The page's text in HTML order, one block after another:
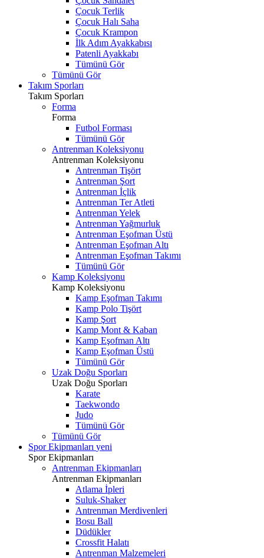
Çocuk Terlik
Çocuk Halı Saha
Çocuk Krampon
İlk Adım Ayakkabısı
Patenli Ayakkabı
Tümünü Gör
Tümünü Gör
Takım Sporları
Takım Sporları
Forma
Forma
Futbol Forması
Tümünü Gör
Antrenman Koleksiyonu
Antrenman Koleksiyonu
Antrenman Tişört
Antrenman Şort
Antrenman İçlik
Antrenman Ter Atleti
Antrenman Yelek
Antrenman Yağmurluk
Antrenman Eşofman Üstü
Antrenman Eşofman Altı
Antrenman Eşofman Takımı
Tümünü Gör
Kamp Koleksiyonu
Kamp Koleksiyonu
Kamp Eşofman Takımı
Kamp Polo Tişört
Kamp Şort
Kamp Mont & Kaban
Kamp Eşofman Altı
Kamp Eşofman Üstü
Tümünü Gör
Uzak Doğu Sporları
Uzak Doğu Sporları
Karate
Taekwondo
Judo
Tümünü Gör
Tümünü Gör
Spor Ekipmanları yeni
Spor Ekipmanları
Antrenman Ekipmanları
Antrenman Ekipmanları
Atlama İpleri
Suluk-Shaker
Antrenman Merdivenleri
Bosu Ball
Düdükler
Crossfit Halatı
Antrenman Malzemeleri